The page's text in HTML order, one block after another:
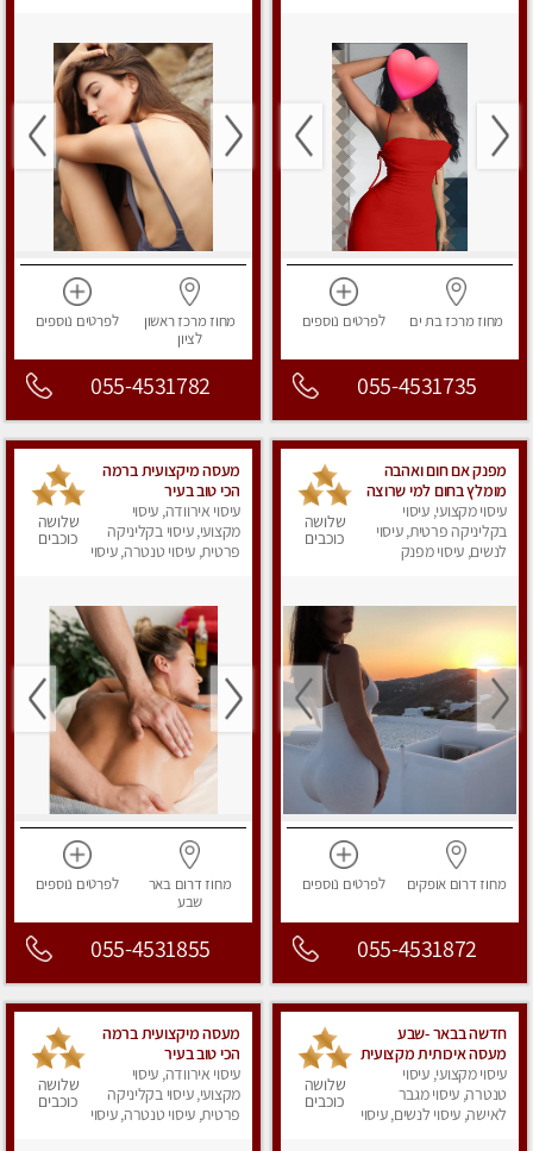
מחוז מרכז בת ים לפרטים נוספים
055-4531735
מחוז מרכזראשון
לציון
לפרטים נוספים
055-4531782
מפנק אם חום ואהבה
מומלץ בחום למי שרוצה
להירגע- מומלץ לחלוטין!
פרטי!
עיסוי מקצועי, עיסוי
בקליניקה פרטית, עיסוי
לנשים, עיסוי מפנק
שלושה
כוכבים
מחוז דרום אופקים לפרטים נוספים
055-4531872
מעסה מיקצועית ברמה
הכי טוב בעיר
עיסוי אירוודה, עיסוי
מקצועי, עיסוי בקליניקה
פרטית, עיסוי טנטרה, עיסוי
שלושה
כוכבים
מחוז דרום באר
שבע
לפרטים נוספים
055-4531855
חדשה בבאר -שבע
מעסה איכותית מקצועית
ומפנקת
עיסוי מקצועי, עיסוי
טנטרה, עיסוי מגבר
לאישה, עיסוי לנשים, עיסוי
שלושה
כוכבים
מעסה מיקצועית ברמה
הכי טוב בעיר
עיסוי אירוודה, עיסוי
מקצועי, עיסוי בקליניקה
פרטית, עיסוי טנטרה, עיסוי
שלושה
כוכבים